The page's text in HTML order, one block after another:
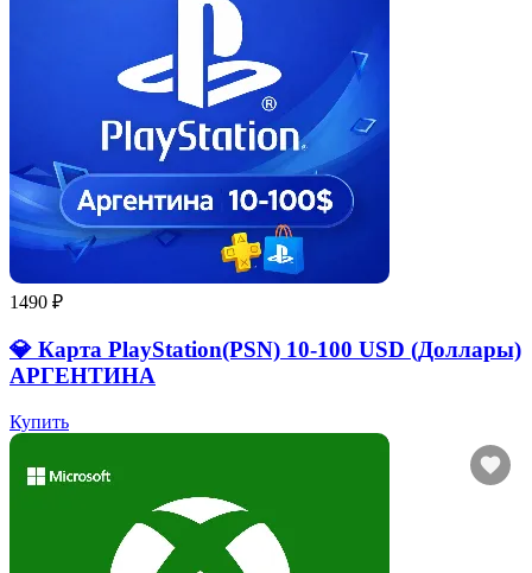
1490 ₽
💎 Карта PlayStation(PSN) 10-100 USD (Доллары)
АРГЕНТИНА
Купить